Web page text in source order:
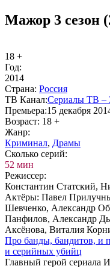
Мажор 3 сезон
18 +
Год:
2014
Стра­на: Рос­сия
ТВ Ка­нал:Се­риа­лы ТВ –
Пре­мье­ра:15 декабря
Воз­раст: 18 +
Жанр:
Кри­ми­нал, Дра­мы
Сколь­ко се­рий:
52 мин
Ре­жис­сер:
Константин Статский,
Ак­тё­ры: Павел
Шевченко, Александр
Панфилов, Александр
Аксёнова, Виталия
Про бан­ды, бан­ди­тов, и
и се­рий­ных убийц
Главный герой сериала